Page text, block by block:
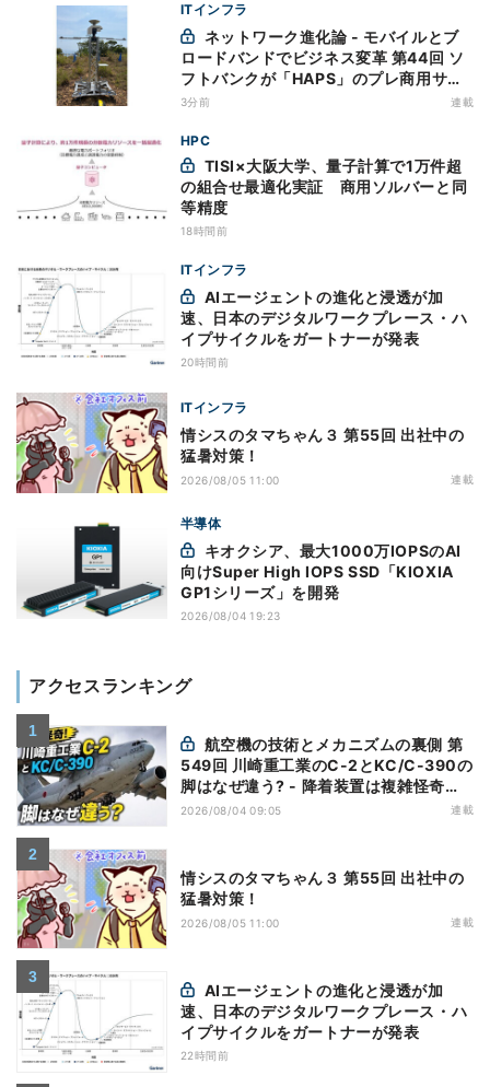
ITインフラ
ロードバンドでビジネス変革 第44回 ソ
フトバンクが「HAPS」のプレ商用サー
ビス開始を表明、本格的な商用展開のめ
3分前 連載
HPC
の組合せ最適化実証 商用ソルバーと同
等精度
18時間前
ITインフラ
速、日本のデジタルワークプレース・ハ
イプサイクルをガートナーが発表
20時間前
ITインフラ
情シスのタマちゃん３ 第55回 出社中の
猛暑対策！
2026/08/05 11:00 連載
半導体
向けSuper High IOPS SSD「KIOXIA
GP1シリーズ」を開発
2026/08/04 19:23
アクセスランキング
549回 川崎重工業のC-2とKC/C-390の
脚はなぜ違う? - 降着装置は複雑怪奇
(5)|軍用輸送機(10)
2026/08/04 09:05 連載
情シスのタマちゃん３ 第55回 出社中の
猛暑対策！
2026/08/05 11:00 連載
速、日本のデジタルワークプレース・ハ
イプサイクルをガートナーが発表
22時間前